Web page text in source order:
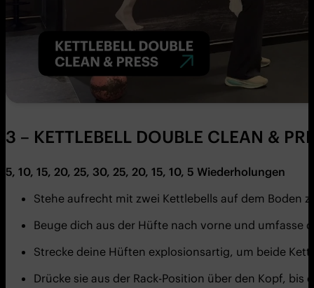
3 – KETTLEBELL DOUBLE CLEAN &
5, 10, 15, 20, 25, 30, 25, 20, 15, 10, 5 Wiederholungen
Stehe aufrecht mit zwei Kettlebells auf dem Boden
Beuge dich aus der Hüfte nach vorne und umfasse
Strecke deine Hüften explosionsartig, um beide
Drücke sie aus der Rack-Position über den Kopf,